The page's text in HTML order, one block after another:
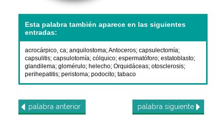
Esta palabra también aparece en las siguientes
entradas:
acrocárpico, ca;anquilostoma;Antoceros;capsulectomía;
capsulitis;capsulotomía;cólquico;espermatóforo;estatoblasto;
glandilema;glomérulo; helecho;Orquidáceas;otosclerosis;
perihepatitis;peristoma;podocito;tabaco
palabra anterior palabra siguiente